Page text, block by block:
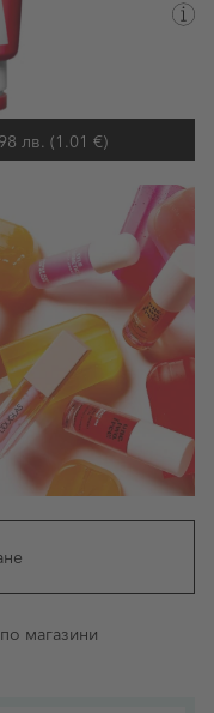
Информация за доставка
- вторник, 11
лв. (1.01 €)
магазини